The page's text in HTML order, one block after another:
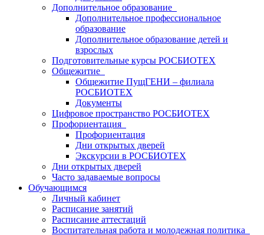
Дополнительное образование
Дополнительное профессиональное
образование
Дополнительное образование детей и
взрослых
Подготовительные курсы РОСБИОТЕХ
Общежитие
Общежитие ПущГЕНИ – филиала
РОСБИОТЕХ
Документы
Цифровое пространство РОСБИОТЕХ
Профориентация
Профориентация
Дни открытых дверей
Экскурсии в РОСБИОТЕХ
Дни открытых дверей
Часто задаваемые вопросы
Обучающимся
Личный кабинет
Расписание занятий
Расписание аттестаций
Воспитательная работа и молодежная политика